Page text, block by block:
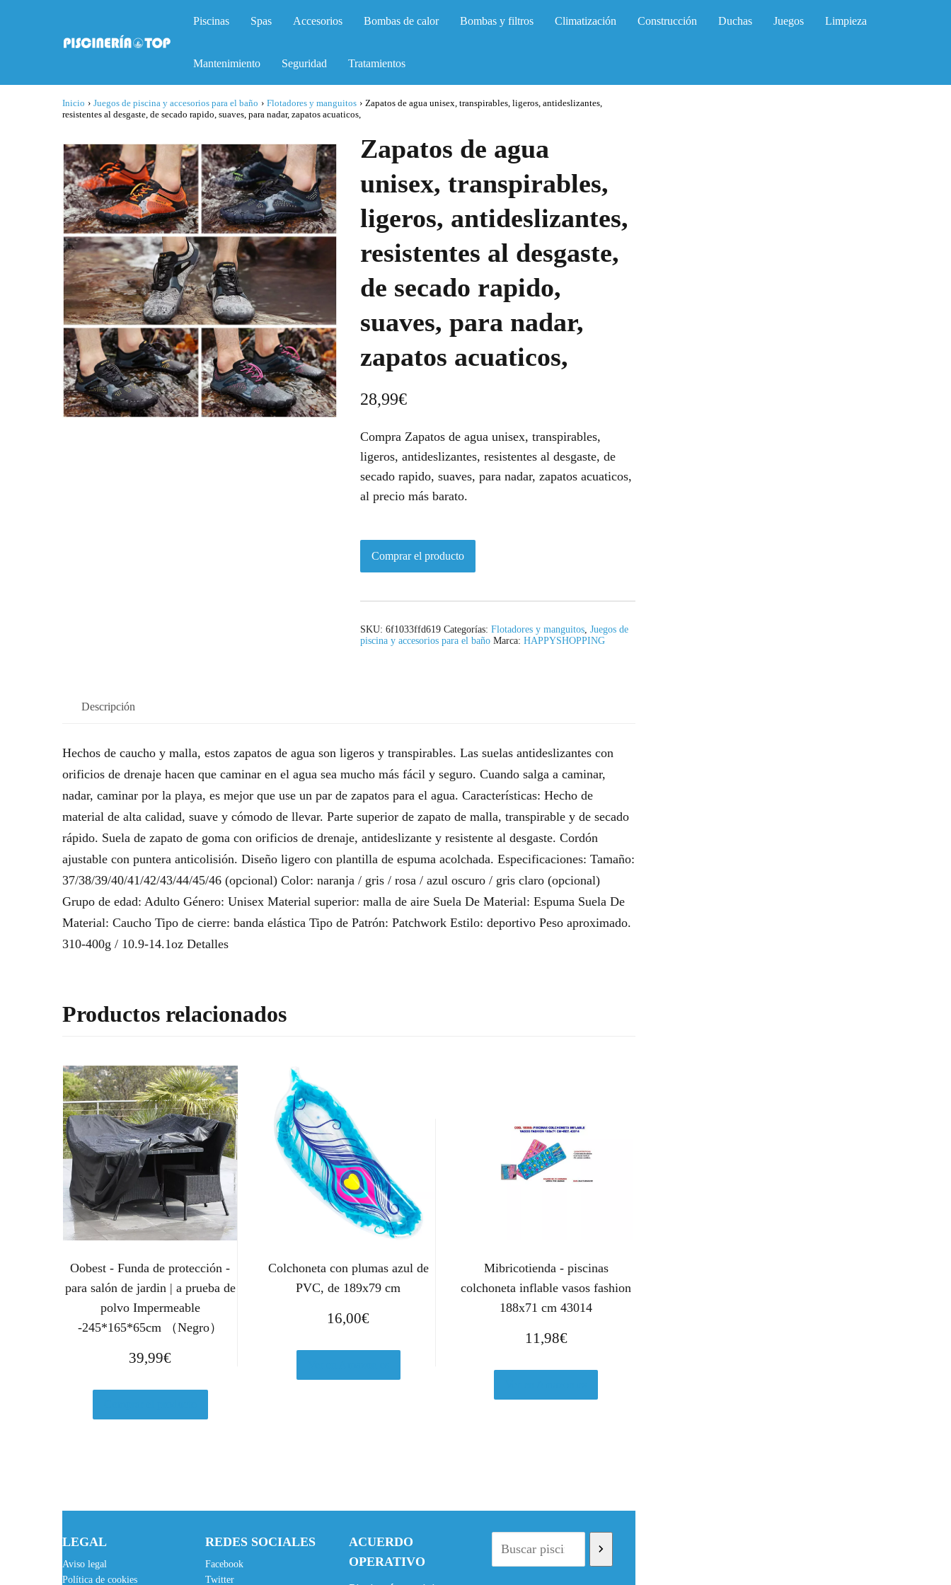
Piscinas Spas Accesorios Bombas de calor Bombas y filtros Climatización Construcción Duchas Juegos Limpieza
Mantenimiento Seguridad Tratamientos
Inicio › Juegos de piscina y accesorios para el baño › Flotadores y manguitos › Zapatos de agua unisex, transpirables, ligeros, antideslizantes,
resistentes al desgaste, de secado rapido, suaves, para nadar, zapatos acuaticos,
Zapatos de agua
unisex, transpirables,
ligeros, antideslizantes,
resistentes al desgaste,
de secado rapido,
suaves, para nadar,
zapatos acuaticos,
28,99€
Compra Zapatos de agua unisex, transpirables,
ligeros, antideslizantes, resistentes al desgaste, de
secado rapido, suaves, para nadar, zapatos acuaticos,
al precio más barato.
Comprar el producto
SKU: 6f1033ffd619 Categorías: Flotadores y manguitos, Juegos de
piscina y accesorios para el baño Marca: HAPPYSHOPPING
Descripción
Hechos de caucho y malla, estos zapatos de agua son ligeros y transpirables. Las suelas antideslizantes con
orificios de drenaje hacen que caminar en el agua sea mucho más fácil y seguro. Cuando salga a caminar,
nadar, caminar por la playa, es mejor que use un par de zapatos para el agua. Características: Hecho de
material de alta calidad, suave y cómodo de llevar. Parte superior de zapato de malla, transpirable y de secado
rápido. Suela de zapato de goma con orificios de drenaje, antideslizante y resistente al desgaste. Cordón
ajustable con puntera anticolisión. Diseño ligero con plantilla de espuma acolchada. Especificaciones: Tamaño:
37/38/39/40/41/42/43/44/45/46 (opcional) Color: naranja / gris / rosa / azul oscuro / gris claro (opcional)
Grupo de edad: Adulto Género: Unisex Material superior: malla de aire Suela De Material: Espuma Suela De
Material: Caucho Tipo de cierre: banda elástica Tipo de Patrón: Patchwork Estilo: deportivo Peso aproximado.
310-400g / 10.9-14.1oz Detalles
Productos relacionados
Oobest - Funda de protección -
para salón de jardin | a prueba de
polvo Impermeable
-245*165*65cm （Negro）
39,99€
Colchoneta con plumas azul de
PVC, de 189x79 cm
16,00€
Mibricotienda - piscinas
colchoneta inflable vasos fashion
188x71 cm 43014
11,98€
LEGAL
Aviso legal
Política de cookies
REDES SOCIALES
Facebook
Twitter
ACUERDO
OPERATIVO